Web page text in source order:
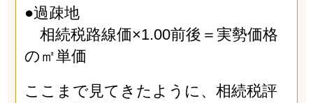
●過疎地
相続税路線価×1.00前後＝実勢価格
の㎡単価
ここまで見てきたように、相続税評